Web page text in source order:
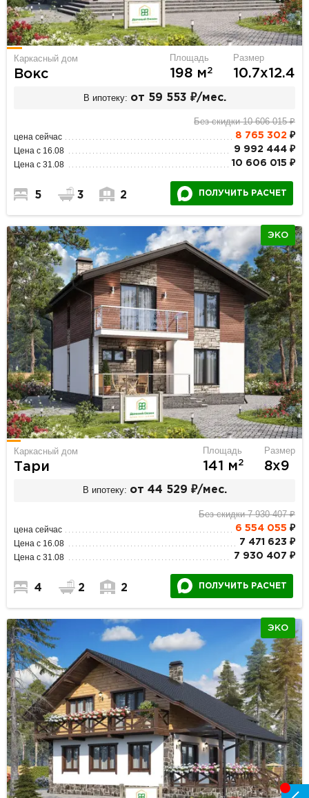
Каркасный дом
Вокс
Площадь
198 м2
Размер
10.7х12.4
В ипотеку: от 59 553 ₽/мес.
Без скидки 10 606 015 ₽
цена сейчас 8 765 302 ₽
Цена с 16.08 9 992 444 ₽
Цена с 31.08 10 606 015 ₽
5 3 2 ПОЛУЧИТЬ РАСЧЕТ
ЭКО
Каркасный дом
Тари
Площадь
141 м2
Размер
8х9
В ипотеку: от 44 529 ₽/мес.
Без скидки 7 930 407 ₽
цена сейчас 6 554 055 ₽
Цена с 16.08 7 471 623 ₽
Цена с 31.08 7 930 407 ₽
4 2 2 ПОЛУЧИТЬ РАСЧЕТ
ЭКО